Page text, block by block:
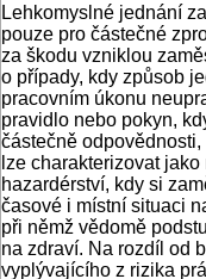
Lehkomyslné jednání
pouze pro částečné
za škodu vzniklou
o případy, kdy způsob
pracovním úkonu
pravidlo nebo pokyn,
částečně
lze charakterizovat
hazardérství, kdy si
časové i místní situaci
při němž vědomě
na zdraví. Na rozdíl od
vyplývajícího z rizika